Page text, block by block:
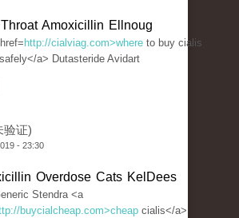
Amoxicillin Ellnoug
http://cialviag.com>where to buy cialis
a> Dutasteride Avidart
验证)
- 23:30
Overdose Cats KelDees
Stendra <a
buycialcheap.com>cheap cialis</a>